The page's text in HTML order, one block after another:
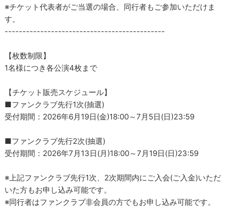
※チケット代表者がご当選の場合、同行者もご参加いただけま
す。
---------------------------------------------
【枚数制限】
1名様につき各公演4枚まで
【チケット販売スケジュール】
■ファンクラブ先行1次(抽選)
受付期間：2026年6月19日(金)18:00～7月5日(日)23:59
■ファンクラブ先行2次(抽選)
受付期間：2026年7月13日(月)18:00～7月19日(日)23:59
※上記ファンクラブ先行1次、2次期間内にご入会(ご入金)いただ
いた方もお申し込み可能です。
※同行者はファンクラブ非会員の方でもお申し込み可能です。